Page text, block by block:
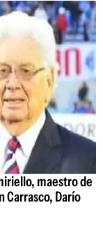
maestro de
Carrasco, Darío